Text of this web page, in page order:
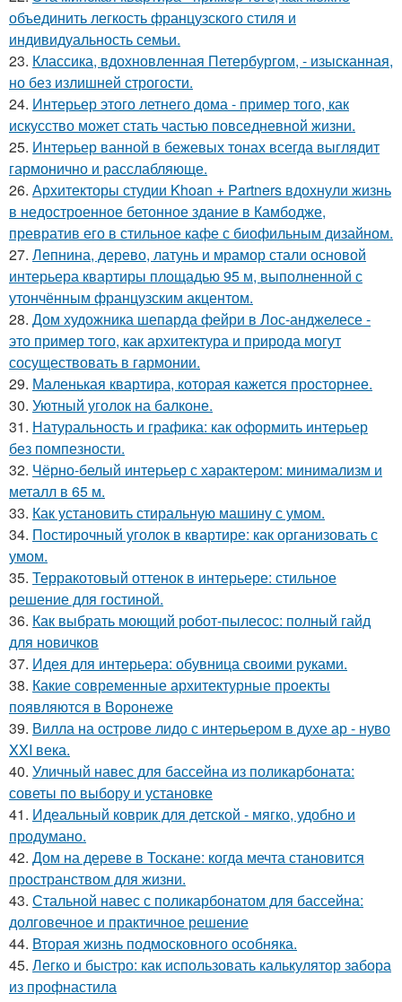
объединить легкость французского стиля и
индивидуальность семьи.
23. Классика, вдохновленная Петербургом, - изысканная,
но без излишней строгости.
24. Интерьер этого летнего дома - пример того, как
искусство может стать частью повседневной жизни.
25. Интерьер ванной в бежевых тонах всегда выглядит
гармонично и расслабляюще.
26. Архитекторы студии Khoan + Partners вдохнули жизнь
в недостроенное бетонное здание в Камбодже,
превратив его в стильное кафе с биофильным дизайном.
27. Лепнина, дерево, латунь и мрамор стали основой
интерьера квартиры площадью 95 м, выполненной с
утончённым французским акцентом.
28. Дом художника шепарда фейри в Лос-анджелесе -
это пример того, как архитектура и природа могут
сосуществовать в гармонии.
29. Маленькая квартира, которая кажется просторнее.
30. Уютный уголок на балконе.
31. Натуральность и графика: как оформить интерьер
без помпезности.
32. Чёрно-белый интерьер с характером: минимализм и
металл в 65 м.
33. Как установить стиральную машину с умом.
34. Постирочный уголок в квартире: как организовать с
умом.
35. Терракотовый оттенок в интерьере: стильное
решение для гостиной.
36. Как выбрать моющий робот-пылесос: полный гайд
для новичков
37. Идея для интерьера: обувница своими руками.
38. Какие современные архитектурные проекты
появляются в Воронеже
39. Вилла на острове лидо с интерьером в духе ар - нуво
XXI века.
40. Уличный навес для бассейна из поликарбоната:
советы по выбору и установке
41. Идеальный коврик для детской - мягко, удобно и
продумано.
42. Дом на дереве в Тоскане: когда мечта становится
пространством для жизни.
43. Стальной навес с поликарбонатом для бассейна:
долговечное и практичное решение
44. Вторая жизнь подмосковного особняка.
45. Легко и быстро: как использовать калькулятор забора
из профнастила